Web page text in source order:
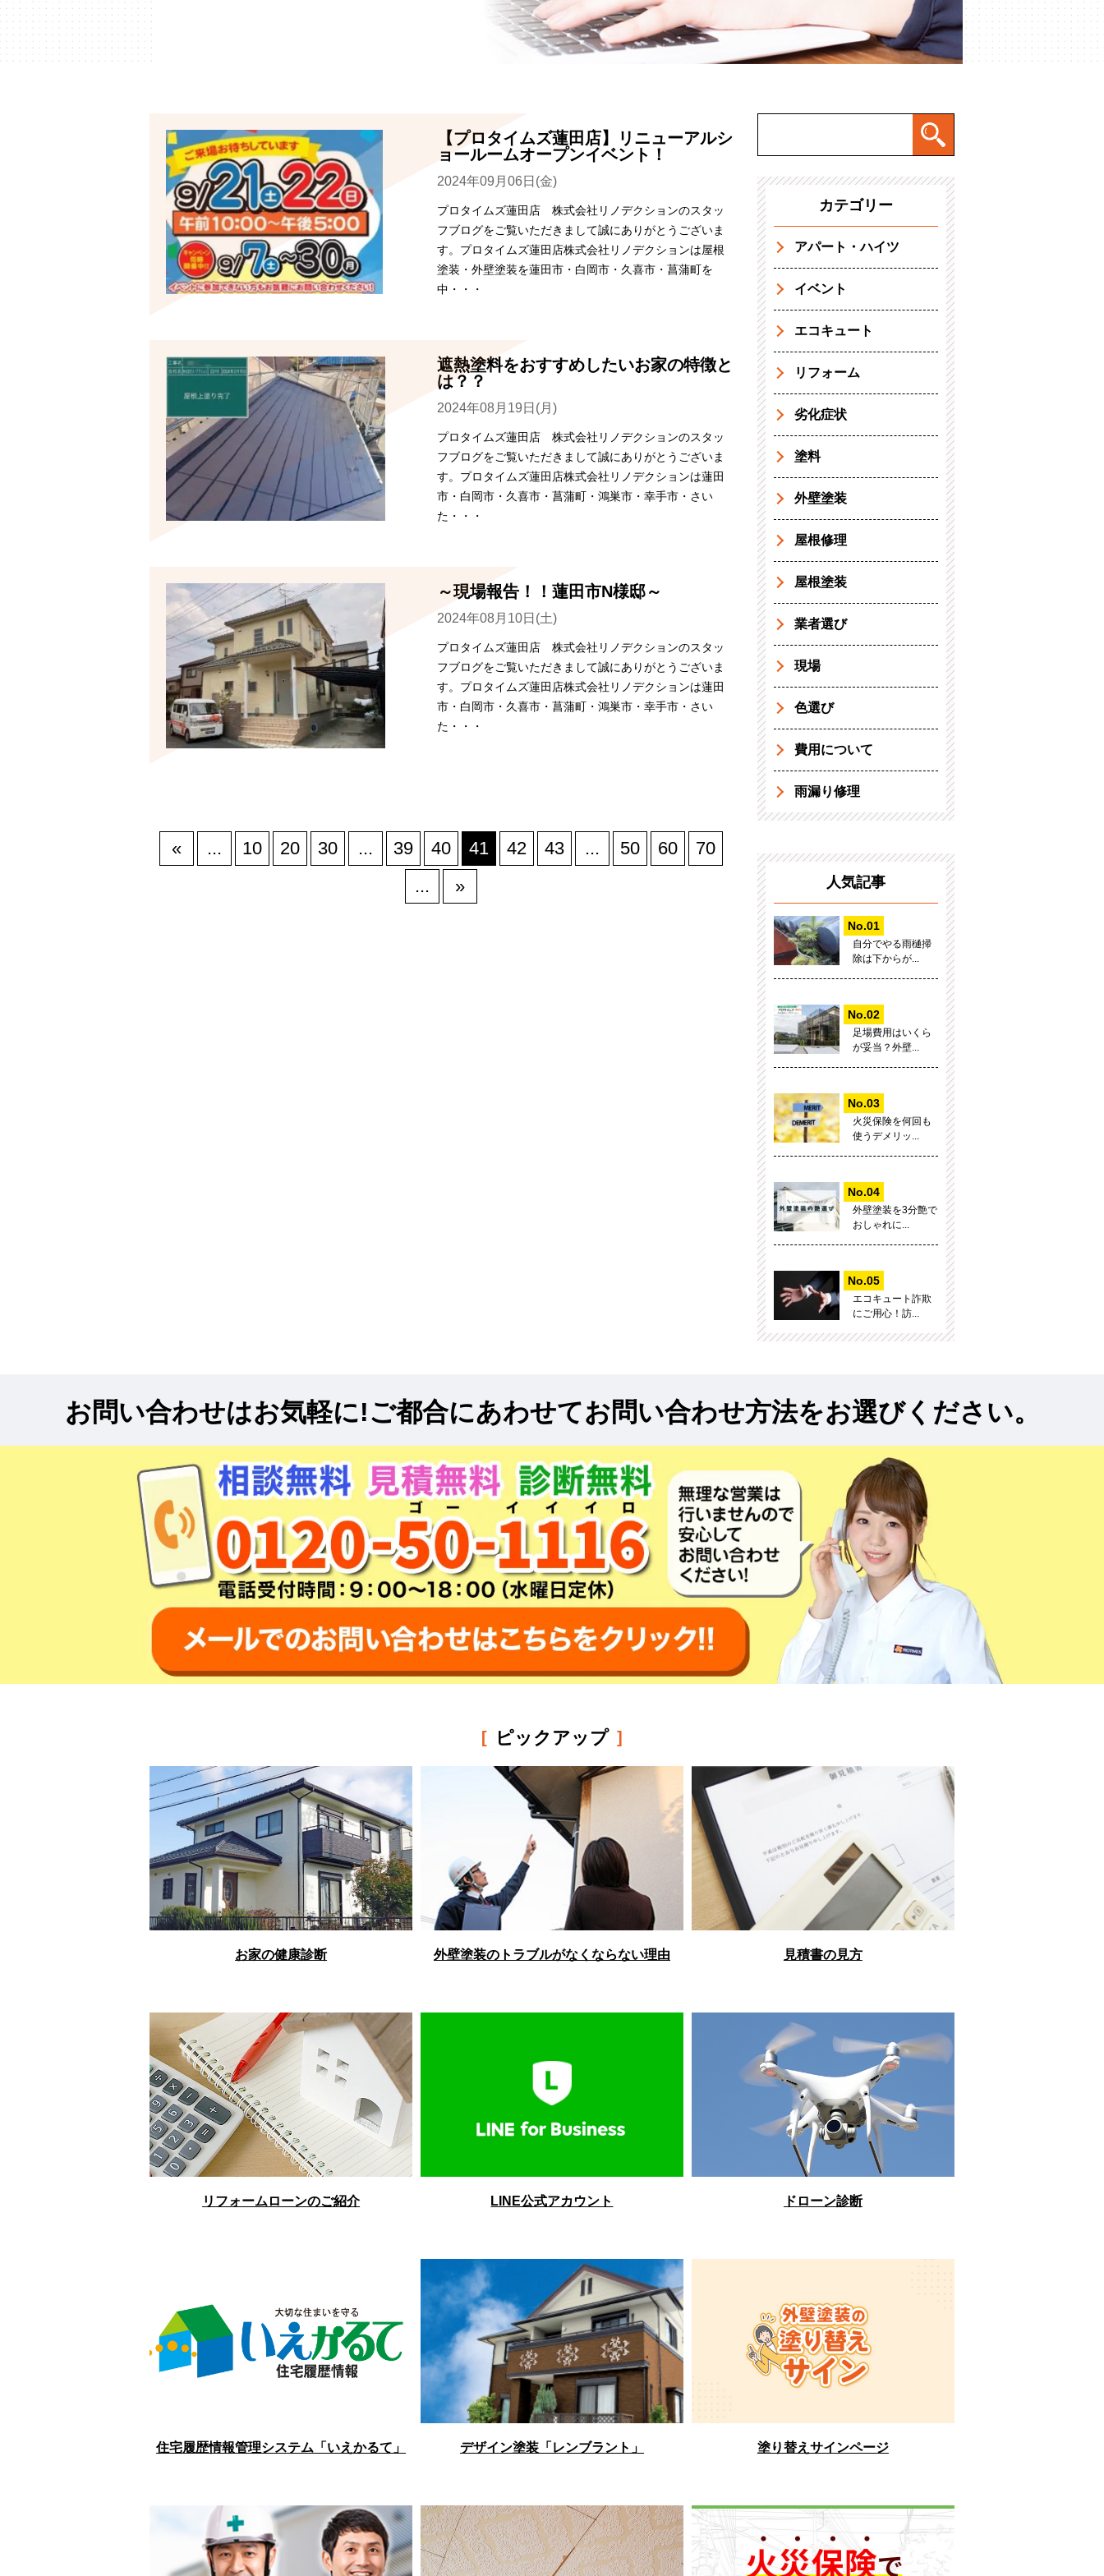
【プロタイムズ蓮田店】リニューアルシ
ョールームオープンイベント！
2024年09月06日(金)
プロタイムズ蓮田店 株式会社リノデクションのスタッ
フブログをご覧いただきまして誠にありがとうございま
す。プロタイムズ蓮田店株式会社リノデクションは屋根
塗装・外壁塗装を蓮田市・白岡市・久喜市・菖蒲町を
中・・・
遮熱塗料をおすすめしたいお家の特徴と
は？？
2024年08月19日(月)
プロタイムズ蓮田店 株式会社リノデクションのスタッ
フブログをご覧いただきまして誠にありがとうございま
す。プロタイムズ蓮田店株式会社リノデクションは蓮田
市・白岡市・久喜市・菖蒲町・鴻巣市・幸手市・さい
た・・・
～現場報告！！蓮田市N様邸～
2024年08月10日(土)
プロタイムズ蓮田店 株式会社リノデクションのスタッ
フブログをご覧いただきまして誠にありがとうございま
す。プロタイムズ蓮田店株式会社リノデクションは蓮田
市・白岡市・久喜市・菖蒲町・鴻巣市・幸手市・さい
た・・・
« ... 10 20 30 ... 39 40 41 42 43 ... 50 60
70
...
»
カテゴリー
アパート・ハイツ
イベント
エコキュート
リフォーム
劣化症状
塗料
外壁塗装
屋根修理
屋根塗装
業者選び
現場
色選び
費用について
雨漏り修理
人気記事
自分でやる雨樋掃
除は下からが...
足場費用はいくら
が妥当？外壁...
火災保険を何回も
使うデメリッ...
外壁塗装を3分艶で
おしゃれに...
エコキュート詐欺
にご用心！訪...
お問い合わせはお気軽に!ご都合にあわせてお問い合わせ方法をお選びください。
[ ピックアップ ]
お家の健康診断 外壁塗装のトラブルがなくならない理由 見積書の見方
リフォームローンのご紹介 LINE公式アカウント ドローン診断
住宅履歴情報管理システム「いえかるて」 デザイン塗装「レンブラント」 塗り替えサインページ